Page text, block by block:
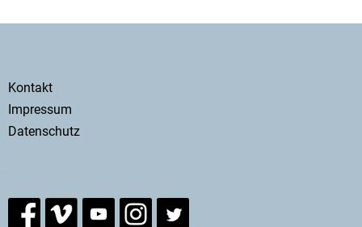
Secondary
menu
Kontakt
Impressum
Datenschutz